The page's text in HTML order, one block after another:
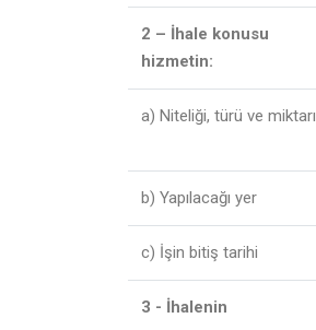
2 – İhale konusu
hizmetin:
a) Niteliği, türü ve miktarı
b) Yapılacağı yer
c) İşin bitiş tarihi
3 - İhalenin